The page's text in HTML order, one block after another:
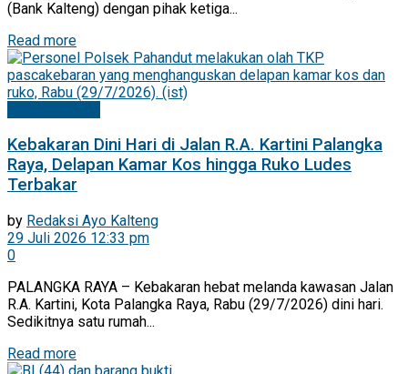
(Bank Kalteng) dengan pihak ketiga...
Read more
Kebakaran Dini Hari di Jalan R.A. Kartini Palangka
Raya, Delapan Kamar Kos hingga Ruko Ludes
Terbakar
by Redaksi Ayo Kalteng
29 Juli 2026 12:33 pm
0
PALANGKA RAYA – Kebakaran hebat melanda kawasan Jalan
R.A. Kartini, Kota Palangka Raya, Rabu (29/7/2026) dini hari.
Sedikitnya satu rumah...
Read more